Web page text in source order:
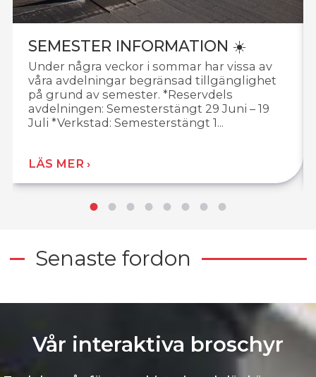
SEMESTER INFORMATION ☀️
Under några veckor i sommar har vissa av
våra avdelningar begränsad tillgänglighet
på grund av semester. *Reservdels
avdelningen: Semesterstängt 29 Juni – 19
Juli *Verkstad: Semesterstängt 1...
LÄS MER
Senaste fordon
Vår interaktiva broschyr